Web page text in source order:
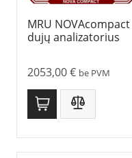
MRU NOVAcompact
dujų analizatorius
2053,00€ be PVM